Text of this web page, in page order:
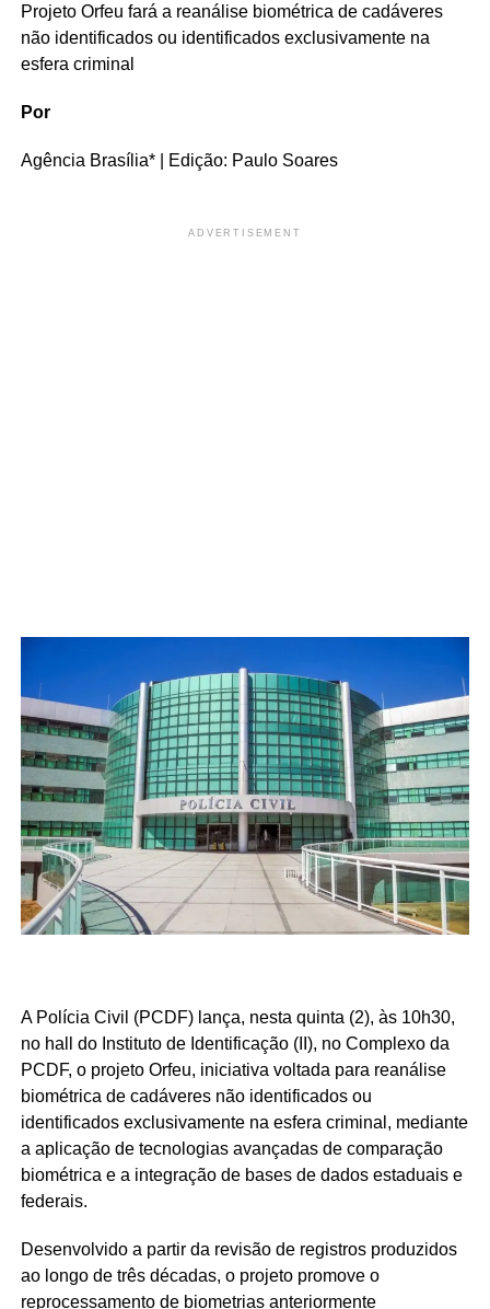
Projeto Orfeu fará a reanálise biométrica de cadáveres
não identificados ou identificados exclusivamente na
esfera criminal
Por
Agência Brasília* | Edição: Paulo Soares
ADVERTISEMENT
A Polícia Civil (PCDF) lança, nesta quinta (2), às 10h30,
no hall do Instituto de Identificação (II), no Complexo da
PCDF, o projeto Orfeu, iniciativa voltada para reanálise
biométrica de cadáveres não identificados ou
identificados exclusivamente na esfera criminal, mediante
a aplicação de tecnologias avançadas de comparação
biométrica e a integração de bases de dados estaduais e
federais.
Desenvolvido a partir da revisão de registros produzidos
ao longo de três décadas, o projeto promove o
reprocessamento de biometrias anteriormente